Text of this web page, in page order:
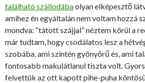
található szállodábaolyan elképesztő
amihez én egyáltalán nem voltam hozzá
mondva: “tátott szájjal” néztem körül a
már tudtam, hogy csodálatos lesz a
szobába, ami szintén gyönyörű és, ami
fontosabb makulátlanul tiszta volt.
felvettük az ott kapott pihe-puha